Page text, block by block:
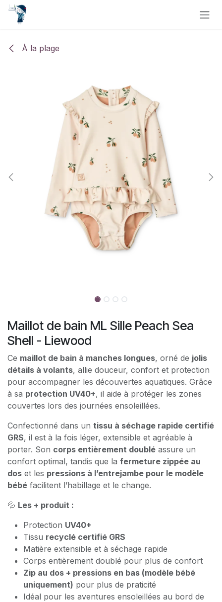
Se rendre au contenu
À la plage
Maillot de bain ML Sille Peach Sea
Shell - Liewood
Ce maillot de bain à manches longues, orné de jolis
détails à volants, allie douceur, confort et protection
pour accompagner les découvertes aquatiques. Grâce
à sa protection UV40+, il aide à protéger les zones
couvertes lors des journées ensoleillées.
Confectionné dans un tissu à séchage rapide certifié
GRS, il est à la fois léger, extensible et agréable à
porter. Son corps entièrement doublé assure un
confort optimal, tandis que la fermeture zippée au
dos et les pressions à l’entrejambe pour le modèle
bébé facilitent l’habillage et le change.
💦 Les + produit :
Protection UV40+
Tissu recyclé certifié GRS
Matière extensible et à séchage rapide
Corps entièrement doublé pour plus de confort
Zip au dos + pressions en bas (modèle bébé
uniquement) pour plus de praticité
Idéal pour les aventures ensoleillées au bord de